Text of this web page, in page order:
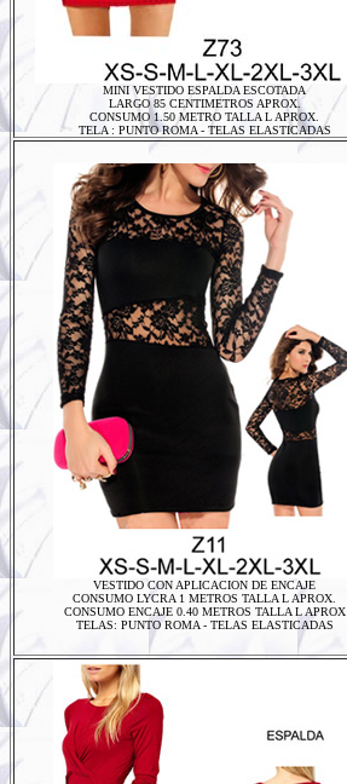
MINI VESTIDO ESPALDA ESCOTADA
LARGO 85 CENTIMETROS APROX.
CONSUMO 1.50 METRO TALLA L APROX.
TELA : PUNTO ROMA - TELAS ELASTICADAS
VESTIDO CON APLICACION DE ENCAJE
CONSUMO LYCRA 1 METROS TALLA L APROX.
CONSUMO ENCAJE 0.40 METROS TALLA L APROX
TELAS: PUNTO ROMA - TELAS ELASTICADAS